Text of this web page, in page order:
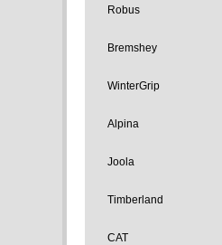
Robus
Bremshey
WinterGrip
Alpina
Joola
Timberland
CAT